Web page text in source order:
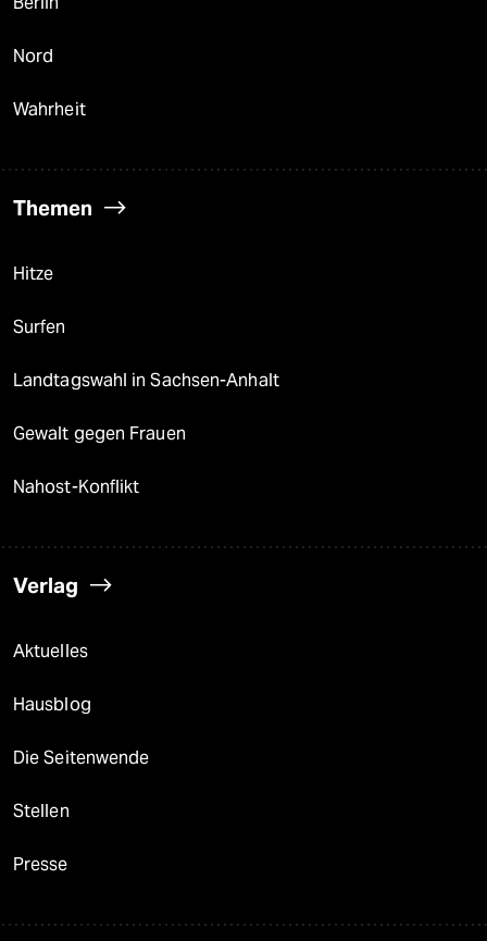
Nord
Wahrheit
Themen
Hitze
Surfen
Landtagswahl in Sachsen-Anhalt
Gewalt gegen Frauen
Nahost-Konflikt
Verlag
Aktuelles
Hausblog
Die Seitenwende
Stellen
Presse